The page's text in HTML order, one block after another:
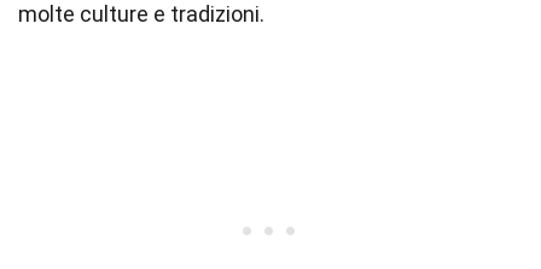
molte culture e tradizioni.